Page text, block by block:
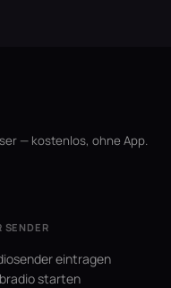
— kostenlos, ohne App.
SENDER
eintragen
starten